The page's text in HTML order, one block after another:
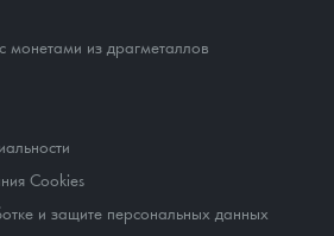
монетами из драгметаллов
Cookies
и защите персональных данных